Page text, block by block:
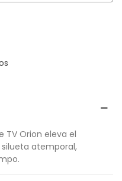
TV Orion eleva el
atemporal,